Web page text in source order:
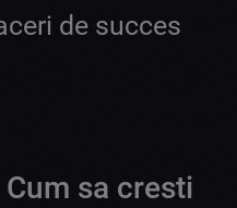
de succes
sa cresti